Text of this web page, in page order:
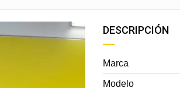
DESCRIPCIÓN
Marca
Modelo